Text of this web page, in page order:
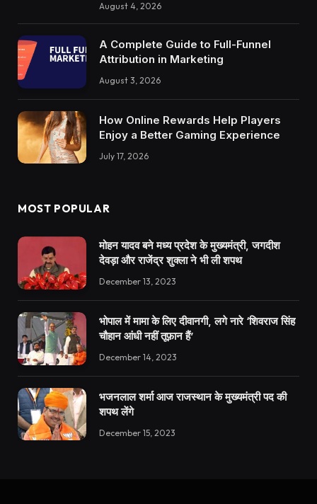
August 4, 2026
A Complete Guide to Full-Funnel
Attribution in Marketing
August 3, 2026
How Online Rewards Help Players
Enjoy a Better Gaming Experience
July 17, 2026
MOST POPULAR
मोहन यादव बने मध्य प्रदेश के मुख्यमंत्री, जगदीश
देवड़ा और राजेंद्र शुक्ला ने भी ली शपथ
December 13, 2023
भोपाल में मामा के लिए दीवानगी, लगे नारे ‘शिवराज सिंह
चौहान आंधी नहीं तूफ़ान हैं’
December 14, 2023
भजनलाल शर्मा आज राजस्थान के मुख्यमंत्री पद की
शपथ लेंगे
December 15, 2023